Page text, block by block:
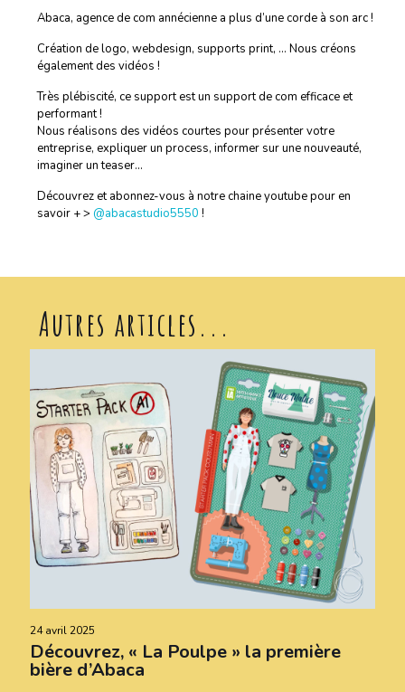
Abaca, agence de com annécienne a plus d’une corde à son arc !
Création de logo, webdesign, supports print, … Nous créons
également des vidéos !
Très plébiscité, ce support est un support de com efficace et
performant !
Nous réalisons des vidéos courtes pour présenter votre
entreprise, expliquer un process, informer sur une nouveauté,
imaginer un teaser…
Découvrez et abonnez-vous à notre chaine youtube pour en
savoir + > @abacastudio5550 !
Autres articles...
24 avril 2025
Découvrez, « La Poulpe » la première
bière d’Abaca